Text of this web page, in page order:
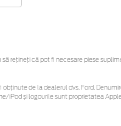
rețineți că pot fi necesare piese
de la dealerul dvs. Ford.
iPod și logourile sunt proprietatea